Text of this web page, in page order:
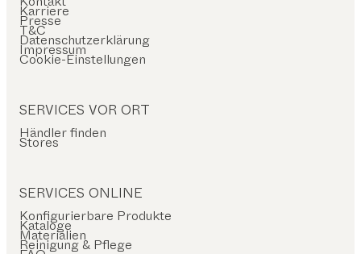
Karriere
Presse
T&C
Datenschutzerklärung
Impressum
Cookie-Einstellungen
SERVICES VOR ORT
Händler finden
Stores
SERVICES ONLINE
Konfigurierbare Produkte
Kataloge
Materialien
Reinigung & Pflege